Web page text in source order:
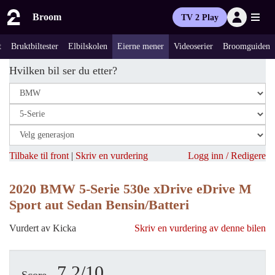
Broom TV 2 Play
Bruktbiltester Elbilskolen Eierne mener Videoserier Broomguiden
Hvilken bil ser du etter?
Tilbake til front | Skriv en vurdering Logg inn / Redigere
2020 BMW 5-Serie 530e xDrive eDrive M
Sport aut Sedan Bensin/Batteri
Vurdert av Kicka Skriv en vurdering av denne bilen